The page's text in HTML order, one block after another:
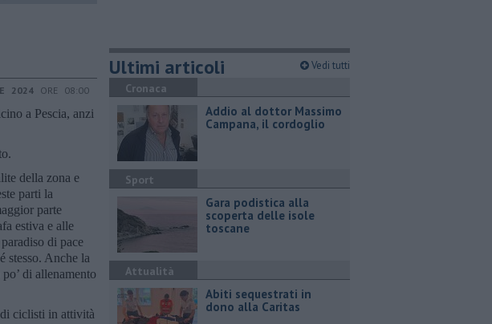
2024 ORE 08:00
a Pescia, anzi
della zona e
parti la
parte
estiva e alle
di pace
stesso. Anche la
di allenamento
ciclisti in attività
Ultimi articoli Vedi tutti
Cronaca
Addio al dottor Massimo
Campana, il cordoglio
Sport
Gara podistica alla
scoperta delle isole
toscane
Attualità
Abiti sequestrati in
dono alla Caritas